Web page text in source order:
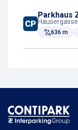
Parkhaus
636 m